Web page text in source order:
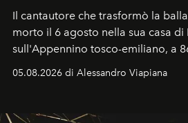
Il cantautore che trasformò la
morto il 6 agosto nella sua casa di
sull'Appennino tosco-emiliano, a
05.08.2026 di Alessandro Viapiana